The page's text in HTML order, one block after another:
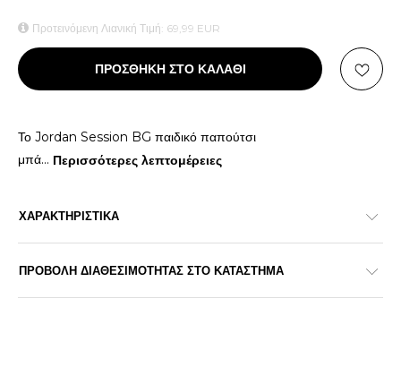
Προτεινόμενη Λιανική Τιμή: 69,99 EUR
ΠΡΟΣΘΗΚΗ ΣΤΟ ΚΑΛΑΘΙ
Το Jordan Session BG παιδικό παπούτσι
μπά... Περισσότερες λεπτομέρειες
ΧΑΡΑΚΤΗΡΙΣΤΙΚΑ
ΠΡΟΒΟΛΗ ΔΙΑΘΕΣΙΜΟΤΗΤΑΣ ΣΤΟ ΚΑΤΑΣΤΗΜΑ